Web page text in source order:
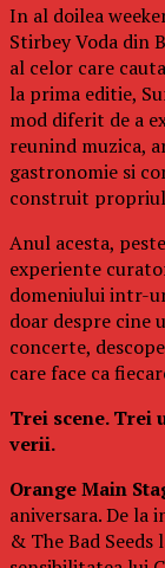
In al doilea
Stirbey Voda din
al celor care
la prima editie,
mod diferit de a
reunind muzica,
gastronomie si
construit
Anul acesta,
experiente
domeniului intr-
doar despre cine
concerte,
care face ca
Trei scene. Trei
verii.
Orange Main
aniversara. De la
& The Bad Seeds